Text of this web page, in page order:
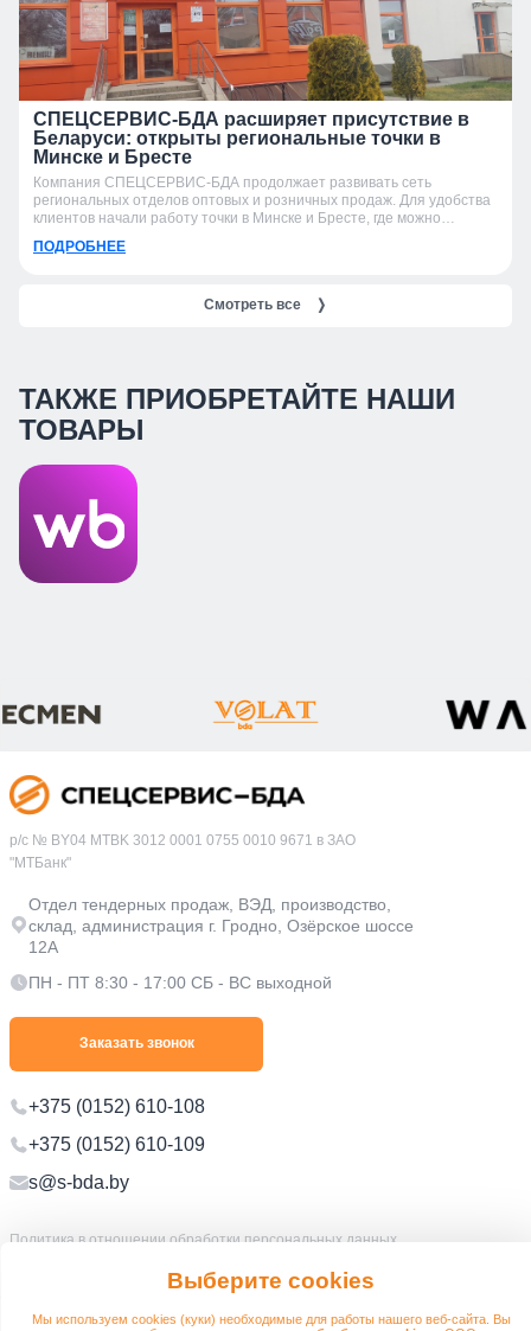
Выберите cookies
Мы используем cookies (куки) необходимые для работы нашего веб-сайта. Вы
СПЕЦСЕРВИС-БДА расширяет присутствие в
Беларуси: открыты региональные точки в
Минске и Бресте
Компания СПЕЦСЕРВИС-БДА продолжает развивать сеть
региональных отделов оптовых и розничных продаж. Для удобства
клиентов начали работу точки в Минске и Бресте, где можно
ПОДРОБНЕЕ
Смотреть все ❭
ТАКЖЕ ПРИОБРЕТАЙТЕ НАШИ
ТОВАРЫ
р/с № BY04 MTBK 3012 0001 0755 0010 9671 в ЗАО
"МТБанк"
Отдел тендерных продаж, ВЭД, производство,
склад, администрация г. Гродно, Озёрское шоссе
12А
ПН - ПТ 8:30 - 17:00 СБ - ВС выходной
Заказать звонок
+375 (0152) 610-108
+375 (0152) 610-109
s@s-bda.by
Политика в отношении обработки персональных данных
© 2012 - 2026 s-bda.by Разработано: